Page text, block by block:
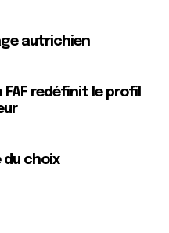
autrichien
FAF redéfinit le profil
du choix